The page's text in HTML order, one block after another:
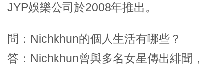
JYP娛樂公司於2008年推出。
問：Nichkhun的個人生活有哪些？
答：Nichkhun曾與多名女星傳出緋聞，